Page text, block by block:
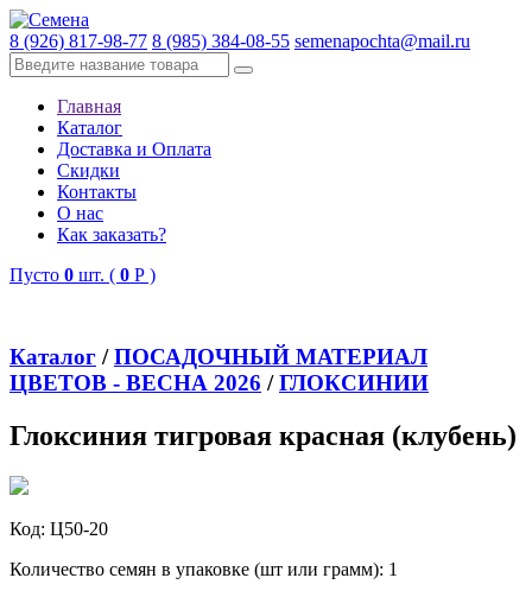
8 (926) 817-98-77 8 (985) 384-08-55 semenapochta@mail.ru
Главная
Каталог
Доставка и Оплата
Скидки
Контакты
О нас
Как заказать?
Пусто 0 шт. ( 0 Р )
Каталог /ПОСАДОЧНЫЙ МАТЕРИАЛ
ЦВЕТОВ - ВЕСНА 2026 /ГЛОКСИНИИ
Глоксиния тигровая красная (клубень)
Код: Ц50-20
Количество семян в упаковке (шт или грамм): 1